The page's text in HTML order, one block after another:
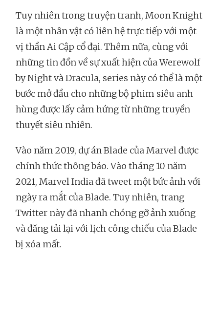
Tuy nhiên trong truyện tranh, Moon Knight
là một nhân vật có liên hệ trực tiếp với một
vị thần Ai Cập cổ đại. Thêm nữa, cùng với
những tin đồn về sự xuất hiện của Werewolf
by Night và Dracula, series này có thể là một
bước mở đầu cho những bộ phim siêu anh
hùng được lấy cảm hứng từ những truyền
thuyết siêu nhiên.
Vào năm 2019, dự án Blade của Marvel được
chính thức thông báo. Vào tháng 10 năm
2021, Marvel India đã tweet một bức ảnh với
ngày ra mắt của Blade. Tuy nhiên, trang
Twitter này đã nhanh chóng gỡ ảnh xuống
và đăng tải lại với lịch công chiếu của Blade
bị xóa mất.